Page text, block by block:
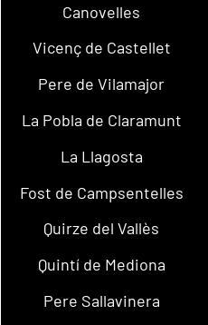
Canovelles
Vicenç de Castellet
Pere de Vilamajor
La Pobla de Claramunt
La Llagosta
Fost de Campsentelles
Quirze del Vallès
Quintí de Mediona
Pere Sallavinera